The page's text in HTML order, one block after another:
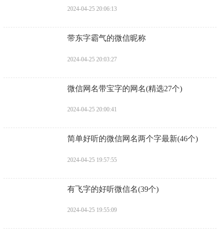
2024-04-25 20:06:13
​带东字霸气的微信昵称
2024-04-25 20:03:27
​微信网名带宝字的网名(精选27个)
2024-04-25 20:00:41
​简单好听的微信网名两个字最新(46个)
2024-04-25 19:57:55
​有飞字的好听微信名(39个)
2024-04-25 19:55:09